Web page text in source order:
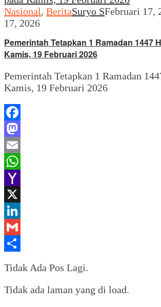
Nasional, BeritaSuryo SFebruari 17,
17, 2026
Pemerintah Tetapkan 1 Ramadan 1447
Kamis, 19 Februari 2026
Pemerintah Tetapkan 1 Ramadan
Kamis, 19 Februari 2026
Facebook
Mastodon
Email
WhatsApp
Yahoo
Mail
X
LinkedIn
Gmail
Tidak Ada Pos Lagi.
Tidak ada laman yang di load.